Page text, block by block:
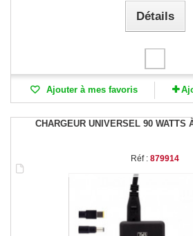
Détails
Ajouter à mes favoris
CHARGEUR UNIVERSEL 90 WATTS
Réf : 879914